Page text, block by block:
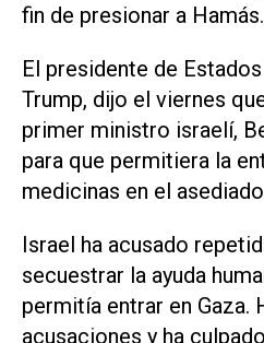
fin de presionar a Hamás.
El presidente de
Trump, dijo el viernes
primer ministro israelí,
para que permitiera la
medicinas en el
Israel ha acusado
secuestrar la ayuda
permitía entrar en Gaza.
acusaciones y ha